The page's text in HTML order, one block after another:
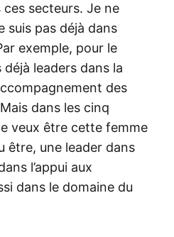
secteurs. Je ne
suis pas déjà dans
exemple, pour le
déjà leaders dans la
des
dans les cinq
veux être cette femme
être, une leader dans
l’appui aux
dans le domaine du